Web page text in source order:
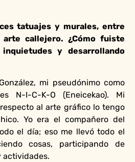
tatuajes y murales, entre
callejero. ¿Cómo fuiste
y desarrollando
mi pseudónimo como
N-I-C-K-O (Eneicekao). Mi
al arte gráfico lo tengo
Yo era el compañero del
el día; eso me llevó todo el
cosas, participando de
actividades.